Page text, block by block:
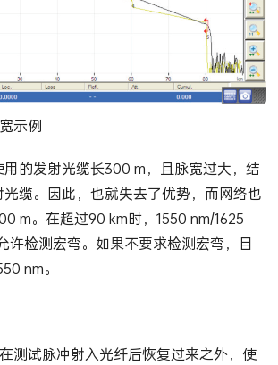
示例
的发射光缆长300 m，且脉宽过大，结
缆。因此，也就失去了优势，而网络也
m。在超过90 km时，1550 nm/1625
许检测宏弯。如果不要求检测宏弯，目
nm。
测试脉冲射入光纤后恢复过来之外，使